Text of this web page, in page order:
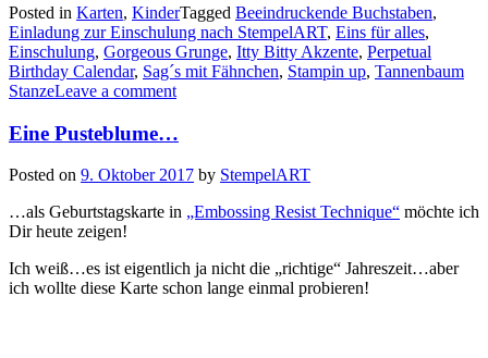
Einschulung…“
Posted in Karten, KinderTagged Beeindruckende Buchstaben,
Einladung zur Einschulung nach StempelART, Eins für alles,
Einschulung, Gorgeous Grunge, Itty Bitty Akzente, Perpetual
Birthday Calendar, Sag´s mit Fähnchen, Stampin up, Tannenbaum
StanzeLeave a comment
Eine Pusteblume…
Posted on 9. Oktober 2017 by StempelART
…als Geburtstagskarte in „Embossing Resist Technique“ möchte ich
Dir heute zeigen!
Ich weiß…es ist eigentlich ja nicht die „richtige“ Jahreszeit…aber
ich wollte diese Karte schon lange einmal probieren!